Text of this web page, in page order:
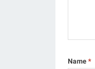
Name*